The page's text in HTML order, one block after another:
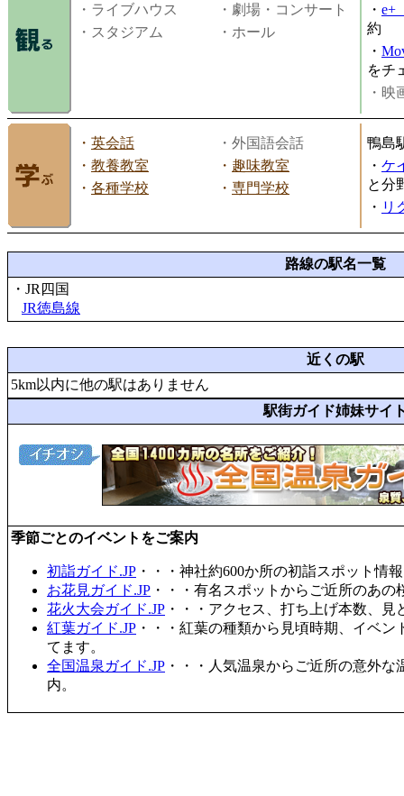
・ライブハウス
・劇場・コンサート
・スタジアム
・ホール
・ e+
約
・
をチ
・映
・ 英会話
・外国語会話
・ 教養教室 ・ 趣味教室
・ 各種学校 ・ 専門学校
鴨島
・ ケ
と分
・ リ
路線の駅名一覧
・JR四国
JR徳島線
近くの駅
5km以内に他の駅はありません
駅街ガイド姉妹サイ
季節ごとのイベントをご案内
初詣ガイド.JP ・・・神社約600か所の初詣スポット情
お花見ガイド.JP ・・・有名スポットからご近所のあ
花火大会ガイド.JP ・・・アクセス、打ち上げ本数、
紅葉ガイド.JP ・・・紅葉の種類から見頃時期、イベ
てます。
全国温泉ガイド.JP ・・・人気温泉からご近所の意外
内。